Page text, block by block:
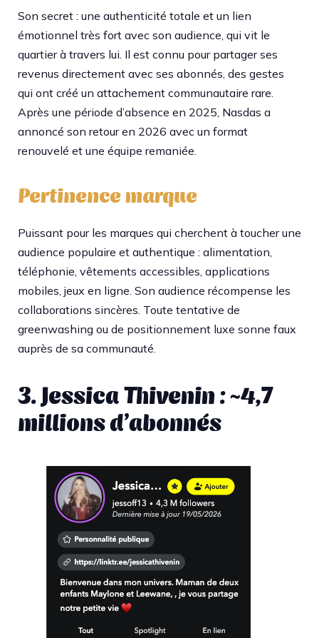
Son secret : une authenticité totale et un lien
émotionnel très fort avec son audience, qui vit le
quartier à travers lui. Il est connu pour partager ses
revenus directement avec ses abonnés, des gestes
qui ont créé un attachement communautaire rare.
Après une période d’absence en 2025, Nasdas a
annoncé son retour en 2026 avec un format
renouvelé et une équipe remaniée.
Pertinence marque
Puissant pour les marques qui cherchent à toucher une
audience populaire et authentique : alimentation,
téléphonie, vêtements accessibles, applications
mobiles, jeux en ligne. Son audience récompense les
collaborations sincères. Toute tentative de
greenwashing ou de positionnement luxe sonne faux
auprès de sa communauté.
3. Jessica Thivenin : ~4,7
millions d’abonnés